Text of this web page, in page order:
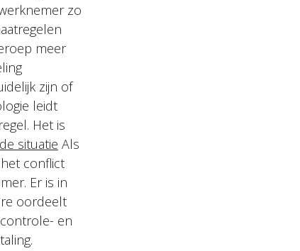
zo
meer
zijn of
leidt
Het is
situatie Als
conflict
Er is in
oordeelt
en